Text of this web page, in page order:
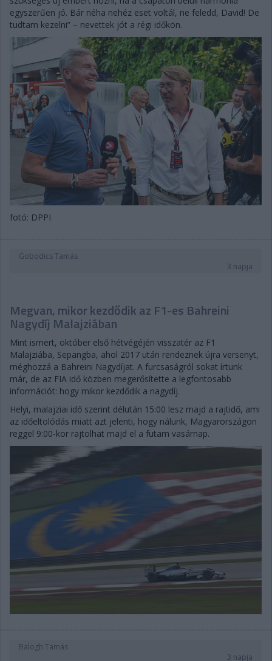
egyszerűen jó. Bár néha nehéz eset voltál, ne feledd, David! De
tudtam kezelni” – nevettek jót a régi időkön.
fotó: DPPI
Gobodics Tamás
3 napja
Megvan, mikor kezdődik az F1-es Bahreini
Nagydíj Malajziában
Mint ismert, október első hétvégéjén visszatér az F1
Malajziába, Sepangba, ahol 2017 után rendeznek újra versenyt,
méghozzá a Bahreini Nagydíjat. A furcsaságról sokat írtunk
már, de az FIA idő közben megerősítette a legfontosabb
információt: hogy mikor kezdődik a nagydíj.
Helyi, malajziai idő szerint délután 15:00 lesz majd a rajtidő, ami
az időeltolódás miatt azt jelenti, hogy nálunk, Magyarországon
reggel 9:00-kor rajtolhat majd el a futam vasárnap.
Balogh Tamás
3 napja